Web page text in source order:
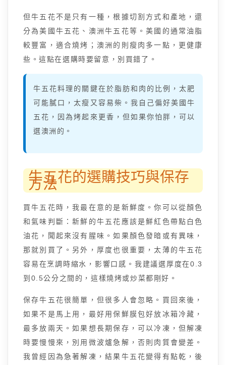
但牛五花不是只有一種，根據切割方式和產地，還
分為美國牛五花、澳洲牛五花等。美國的通常油脂
較豐富，適合燒烤；澳洲的則瘦肉多一點，更健康
些。這點在選購時要留意，別買錯了。
牛五花料理的關鍵在於脂肪和肉的比例，太肥
可能膩口，太瘦又容易柴。我自己偏好美國牛
五花，因為烤起來更香，但如果你怕胖，可以
選澳洲的。
牛五花的選購技巧與保存
方法
買牛五花時，我最在意的是新鮮度。你可以從顏色
和氣味判斷：新鮮的牛五花應該是鮮紅色帶點白色
油花，聞起來沒有腥味。如果顏色發暗或有異味，
那就別買了。另外，厚度也很重要，太薄的牛五花
容易在烹調時縮水，影響口感。我建議選厚度在0.3
到0.5公分之間的，這樣燒烤或炒菜都剛好。
保存牛五花很簡單，但很多人會忽略。買回來後，
如果不是馬上用，最好用保鮮膜包好放冰箱冷藏，
最多放兩天。如果想長期保存，可以冷凍，但解凍
時要慢慢來，別用微波爐急解，否則肉質會變差。
我曾經因為急著解凍，結果牛五花變得有點乾，後